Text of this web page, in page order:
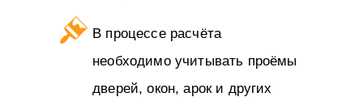
В процессе расчёта
необходимо учитывать проёмы
дверей, окон, арок и других